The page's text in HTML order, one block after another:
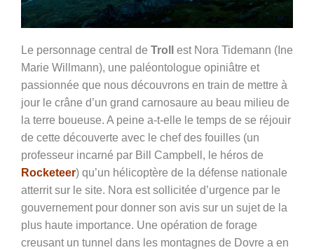
Le personnage central de Troll
est Nora Tidemann (Ine
Marie Willmann), une paléontologue opiniâtre et
passionnée que nous découvrons en train de mettre à
jour le crâne d’un grand carnosaure au beau milieu de
la terre boueuse. A peine a-t-elle le temps de se réjouir
de cette découverte avec le chef des fouilles (un
professeur incarné par Bill Campbell, le héros de
Rocketeer) qu’un hélicoptère de la défense nationale
atterrit sur le site. Nora est sollicitée d’urgence par le
gouvernement pour donner son avis sur un sujet de la
plus haute importance. Une opération de forage
creusant un tunnel dans les montagnes de Dovre a en